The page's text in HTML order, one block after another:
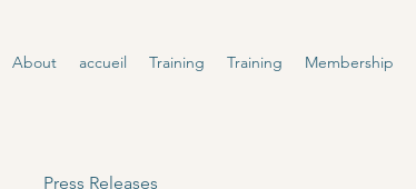
About accueil Training Training Membership
Press Releases